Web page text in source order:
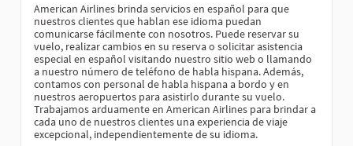
American Airlines brinda servicios en español para que
nuestros clientes que hablan ese idioma puedan
comunicarse fácilmente con nosotros. Puede reservar su
vuelo, realizar cambios en su reserva o solicitar asistencia
especial en español visitando nuestro sitio web o llamando
a nuestro número de teléfono de habla hispana. Además,
contamos con personal de habla hispana a bordo y en
nuestros aeropuertos para asistirlo durante su vuelo.
Trabajamos arduamente en American Airlines para brindar a
cada uno de nuestros clientes una experiencia de viaje
excepcional, independientemente de su idioma.